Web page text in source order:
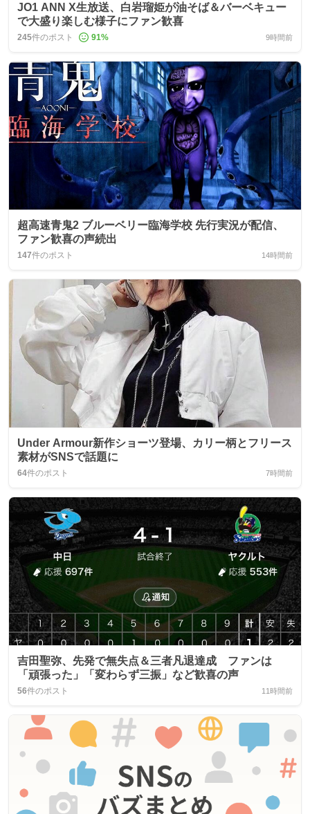
JO1 ANN X生放送、白岩瑠姫が油そば＆バーベキュー
で大盛り楽しむ様子にファン歓喜
245件のポスト 91% 9時間前
超高速青鬼2 ブルーベリー臨海学校 先行実況が配信、
ファン歓喜の声続出
147件のポスト 14時間前
Under Armour新作ショーツ登場、カリー柄とフリース
素材がSNSで話題に
64件のポスト 7時間前
吉田聖弥、先発で無失点＆三者凡退達成 ファンは
「頑張った」「変わらず三振」など歓喜の声
56件のポスト 11時間前